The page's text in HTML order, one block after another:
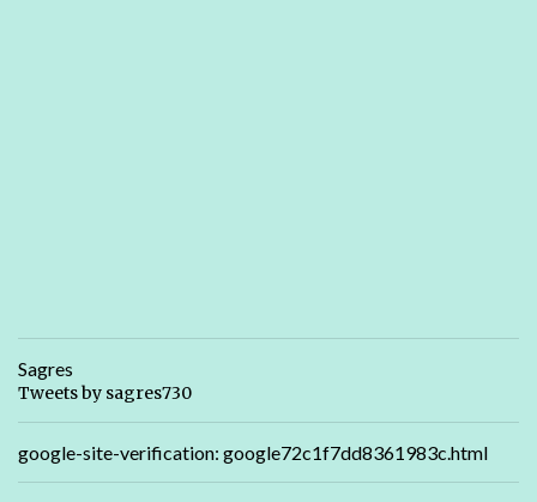
Sagres
Tweets by sagres730
google-site-verification: google72c1f7dd8361983c.html